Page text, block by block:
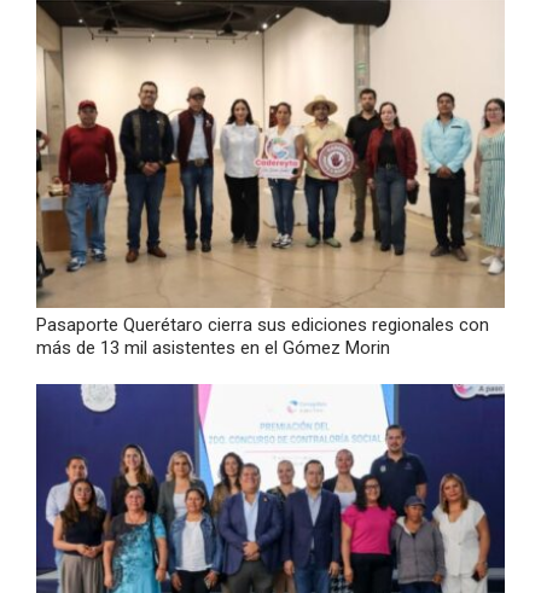
Pasaporte Querétaro cierra sus ediciones regionales con
más de 13 mil asistentes en el Gómez Morin